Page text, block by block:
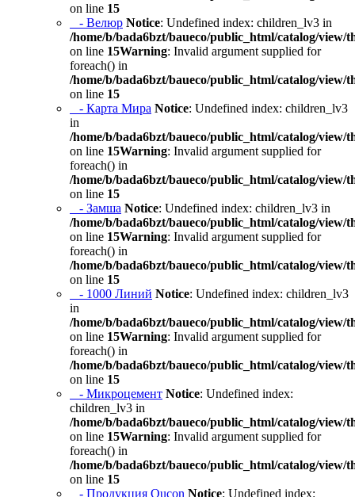
on line 15
- Велюр Notice: Undefined index: children_lv3 in
/home/b/bada6bzt/baueco/public_html/catalog/view/
on line 15Warning: Invalid argument supplied for
foreach() in
/home/b/bada6bzt/baueco/public_html/catalog/view/
on line 15
- Карта Мира Notice: Undefined index: children_lv3
in
/home/b/bada6bzt/baueco/public_html/catalog/view/
on line 15Warning: Invalid argument supplied for
foreach() in
/home/b/bada6bzt/baueco/public_html/catalog/view/
on line 15
- Замша Notice: Undefined index: children_lv3 in
/home/b/bada6bzt/baueco/public_html/catalog/view/
on line 15Warning: Invalid argument supplied for
foreach() in
/home/b/bada6bzt/baueco/public_html/catalog/view/
on line 15
- 1000 Линий Notice: Undefined index: children_lv3
in
/home/b/bada6bzt/baueco/public_html/catalog/view/
on line 15Warning: Invalid argument supplied for
foreach() in
/home/b/bada6bzt/baueco/public_html/catalog/view/
on line 15
- Микроцемент Notice: Undefined index:
children_lv3 in
/home/b/bada6bzt/baueco/public_html/catalog/view/
on line 15Warning: Invalid argument supplied for
foreach() in
/home/b/bada6bzt/baueco/public_html/catalog/view/
on line 15
- Продукция Qucon Notice: Undefined index: